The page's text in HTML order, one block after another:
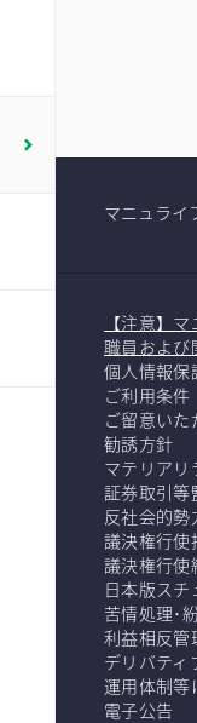
マニュライ
【注意】
職員および
個人情報保
ご利用条件
ご留意い
勧誘方針
マテリアリ
証券取引等
反社会的勢
議決権行使
議決権行使
日本版ス
苦情処理･
利益相反管
デリバティ
運用体制等
電子公告